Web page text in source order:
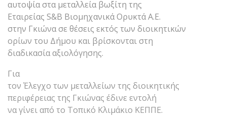
αυτοψία στα μεταλλεία βωξίτη της
Εταιρείας S&B Βιομηχανικά Ορυκτά Α.Ε.
στην Γκιώνα σε θέσεις εκτός των διοικητικών
ορίων του Δήμου και βρίσκονται στη
διαδικασία αξιολόγησης.
Για
τον Έλεγχο των μεταλλείων της διοικητικής
περιφέρειας της Γκιώνας έδινε εντολή
να γίνει από το Τοπικό Κλιμάκιο ΚΕΠΠΕ.